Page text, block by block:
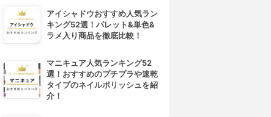
アイシャドウおすすめ人気ラン
キング52選！パレット&単色&
ラメ入り商品を徹底比較！
マニキュア人気ランキング52
選！おすすめのプチプラや速乾
タイプのネイルポリッシュを紹
介！